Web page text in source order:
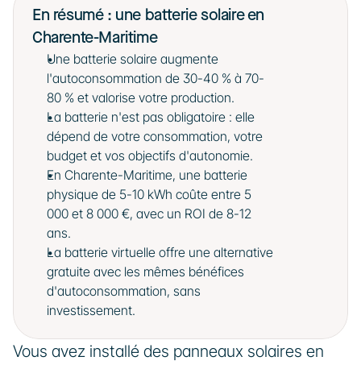
En résumé : une batterie solaire en
Charente-Maritime
Une batterie solaire augmente
l'autoconsommation de 30-40 % à 70-
80 % et valorise votre production.
La batterie n'est pas obligatoire : elle
dépend de votre consommation, votre
budget et vos objectifs d'autonomie.
En Charente-Maritime, une batterie
physique de 5-10 kWh coûte entre 5
000 et 8 000 €, avec un ROI de 8-12
ans.
La batterie virtuelle offre une alternative
gratuite avec les mêmes bénéfices
d'autoconsommation, sans
investissement.
Vous avez installé des panneaux solaires en